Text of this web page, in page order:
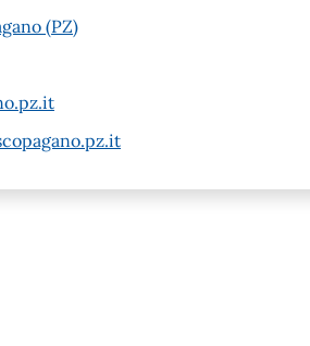
(PZ)